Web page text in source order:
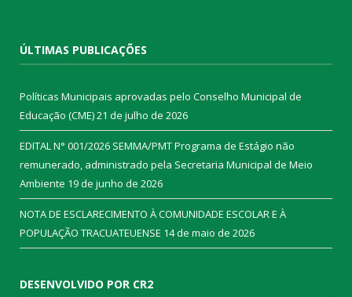
ÚLTIMAS PUBLICAÇÕES
Políticas Municipais aprovadas pelo Conselho Municipal de
Educação (CME)21 de julho de 2026
EDITAL N° 001/2026 SEMMA/PMT Programa de Estágio não
remunerado, administrado pela Secretaria Municipal de Meio
Ambiente 19 de junho de 2026
NOTA DE ESCLARECIMENTO À COMUNIDADE ESCOLAR E À
POPULAÇÃO TRACUATEUENSE 14 de maio de 2026
DESENVOLVIDO POR CR2